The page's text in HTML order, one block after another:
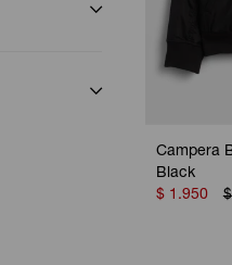
Campera
Black
$ 1.950 $